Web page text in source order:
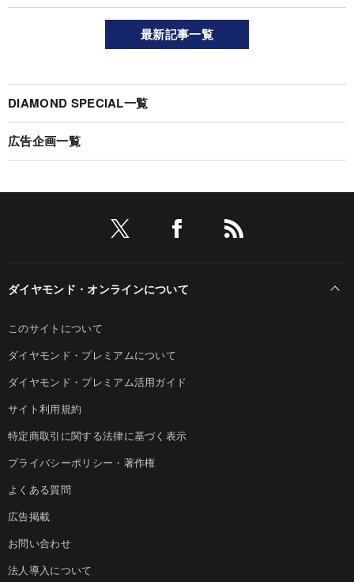
最新記事一覧
DIAMOND SPECIAL一覧
広告企画一覧
ダイヤモンド・オンラインについて
このサイトについて
ダイヤモンド・プレミアムについて
ダイヤモンド・プレミアム活用ガイド
サイト利用規約
特定商取引に関する法律に基づく表示
プライバシーポリシー・著作権
よくある質問
広告掲載
お問い合わせ
法人導入について